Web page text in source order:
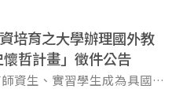
10月16日以後須檢附正
「高級中等以下學校及幼兒
故無法繳交教師證書切結
Detail?
Detail?
敬祝 暑安 師培中心課程組 敬上
培育之大學辦理國外教
哲計畫」徵件公告
資生、實習學生成為具國際
補助師資生、實習學生至至